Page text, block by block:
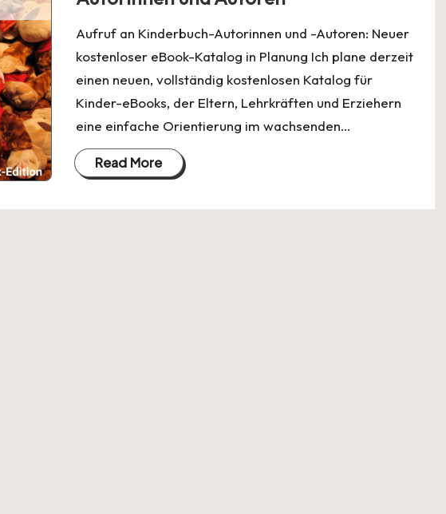
Aufruf an Kinderbuch-Autorinnen und -Autoren: Neuer
kostenloser eBook-Katalog in Planung Ich plane derzeit
einen neuen, vollständig kostenlosen Katalog für
Kinder-eBooks, der Eltern, Lehrkräften und Erziehern
eine einfache Orientierung im wachsenden…
Read More